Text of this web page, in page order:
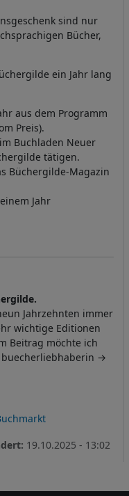
sind nur
Bücher,
ein Jahr lang
aus dem Programm
Preis).
Buchladen Neuer
tätigen.
Büchergilde-Magazin
Jahr
Jahrzehnten immer
wichtige Editionen
Beitrag möchte ich
buecherliebhaberin →
19.10.2025 - 13:02